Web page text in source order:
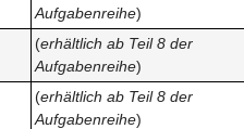
Aufgabenreihe)
(erhältlich ab Teil 8 der
Aufgabenreihe)
(erhältlich ab Teil 8 der
Aufgabenreihe)